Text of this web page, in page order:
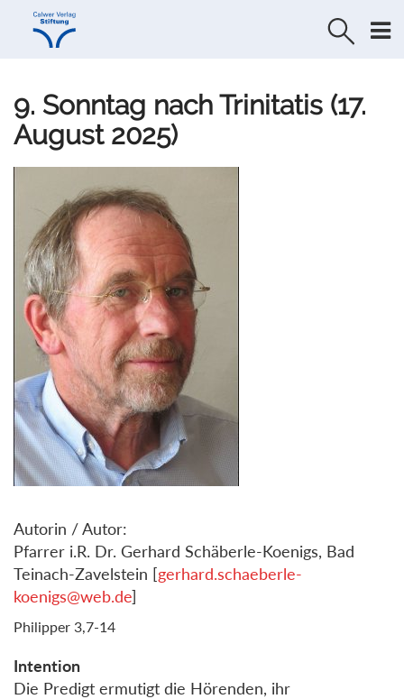
Direkt
Direkt
9. Sonntag nach Trinitatis (17.
August 2025)
Autorin / Autor:
Pfarrer i.R. Dr. Gerhard Schäberle-Koenigs, Bad
Teinach-Zavelstein [gerhard.schaeberle-
koenigs@web.de]
Philipper 3,7-14
Intention
Die Predigt ermutigt die Hörenden, ihr